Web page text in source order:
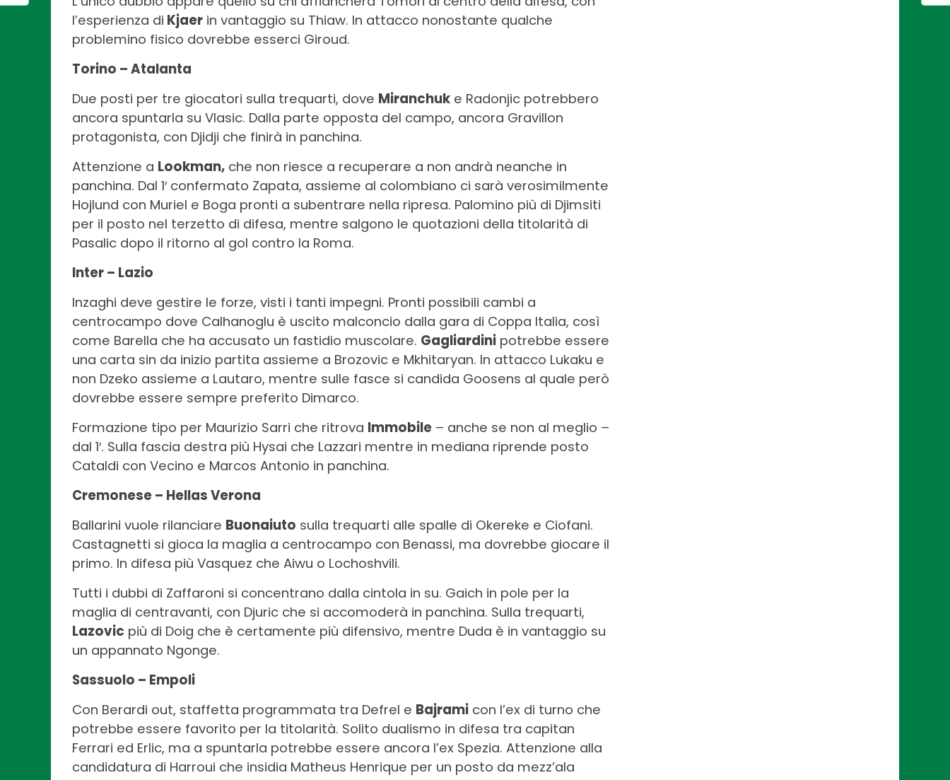
l’esperienza di Kjaer in vantaggio su Thiaw. In attacco nonostante qualche
problemino fisico dovrebbe esserci Giroud.
Torino – Atalanta
Due posti per tre giocatori sulla trequarti, dove Miranchuk e Radonjic potrebbero
ancora spuntarla su Vlasic. Dalla parte opposta del campo, ancora Gravillon
protagonista, con Djidji che finirà in panchina.
Attenzione a Lookman, che non riesce a recuperare a non andrà neanche in
panchina. Dal 1′ confermato Zapata, assieme al colombiano ci sarà verosimilmente
Hojlund con Muriel e Boga pronti a subentrare nella ripresa. Palomino più di Djimsiti
per il posto nel terzetto di difesa, mentre salgono le quotazioni della titolarità di
Pasalic dopo il ritorno al gol contro la Roma.
Inter – Lazio
Inzaghi deve gestire le forze, visti i tanti impegni. Pronti possibili cambi a
centrocampo dove Calhanoglu è uscito malconcio dalla gara di Coppa Italia, così
come Barella che ha accusato un fastidio muscolare. Gagliardini potrebbe essere
una carta sin da inizio partita assieme a Brozovic e Mkhitaryan. In attacco Lukaku e
non Dzeko assieme a Lautaro, mentre sulle fasce si candida Goosens al quale però
dovrebbe essere sempre preferito Dimarco.
Formazione tipo per Maurizio Sarri che ritrova Immobile – anche se non al meglio –
dal 1′. Sulla fascia destra più Hysai che Lazzari mentre in mediana riprende posto
Cataldi con Vecino e Marcos Antonio in panchina.
Cremonese – Hellas Verona
Ballarini vuole rilanciare Buonaiuto sulla trequarti alle spalle di Okereke e Ciofani.
Castagnetti si gioca la maglia a centrocampo con Benassi, ma dovrebbe giocare il
primo. In difesa più Vasquez che Aiwu o Lochoshvili.
Tutti i dubbi di Zaffaroni si concentrano dalla cintola in su. Gaich in pole per la
maglia di centravanti, con Djuric che si accomoderà in panchina. Sulla trequarti,
Lazovic più di Doig che è certamente più difensivo, mentre Duda è in vantaggio su
un appannato Ngonge.
Sassuolo – Empoli
Con Berardi out, staffetta programmata tra Defrel e Bajrami con l’ex di turno che
potrebbe essere favorito per la titolarità. Solito dualismo in difesa tra capitan
Ferrari ed Erlic, ma a spuntarla potrebbe essere ancora l’ex Spezia. Attenzione alla
candidatura di Harroui che insidia Matheus Henrique per un posto da mezz’ala